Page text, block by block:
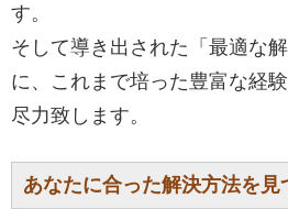
す。
そして導き出された「最適な
に、これまで培った豊富な経
尽力致します。
あなたに合った解決方法を見